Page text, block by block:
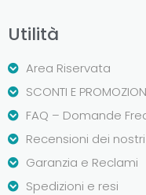
Utilità
Area Riservata
SCONTI E
FAQ – Domande
Recensioni dei
Garanzia e Reclami
Spedizioni e resi